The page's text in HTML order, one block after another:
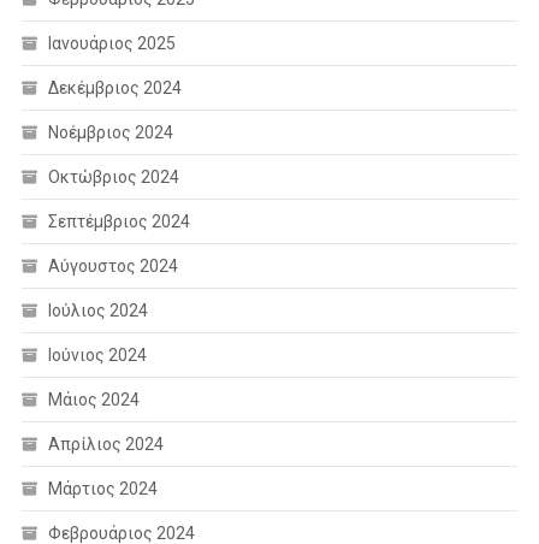
Ιανουάριος 2025
Δεκέμβριος 2024
Νοέμβριος 2024
Οκτώβριος 2024
Σεπτέμβριος 2024
Αύγουστος 2024
Ιούλιος 2024
Ιούνιος 2024
Μάιος 2024
Απρίλιος 2024
Μάρτιος 2024
Φεβρουάριος 2024